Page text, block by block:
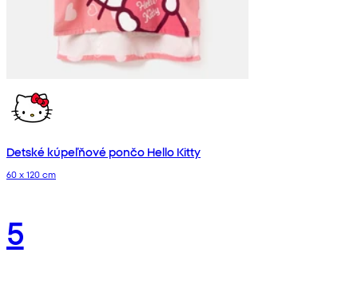
Detské kúpeľňové pončo Hello Kitty
60 x 120 cm
5